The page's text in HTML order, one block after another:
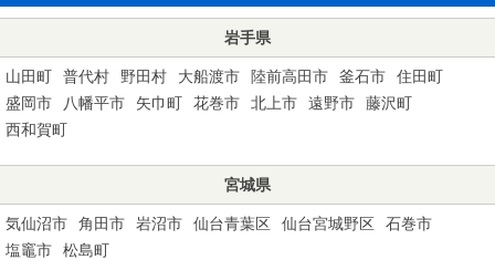
岩手県
山田町 普代村 野田村 大船渡市 陸前高田市 釜石市
住田町
盛岡市
八幡平市 矢巾町 花巻市 北上市 遠野市
藤沢町
西和賀町
宮城県
気仙沼市 角田市 岩沼市 仙台青葉区 仙台宮城野区
石巻市
塩竈市
松島町